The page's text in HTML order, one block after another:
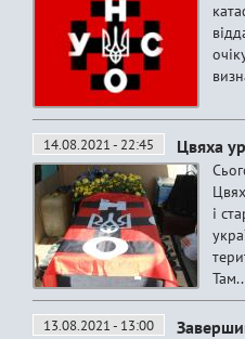
14.08.2021 - 22:45 Цвяха
і
13.08.2021 - 13:00